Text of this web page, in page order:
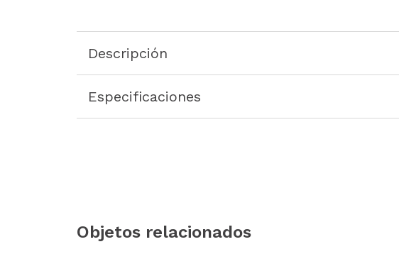
Descripción
Especificaciones
Objetos relacionados